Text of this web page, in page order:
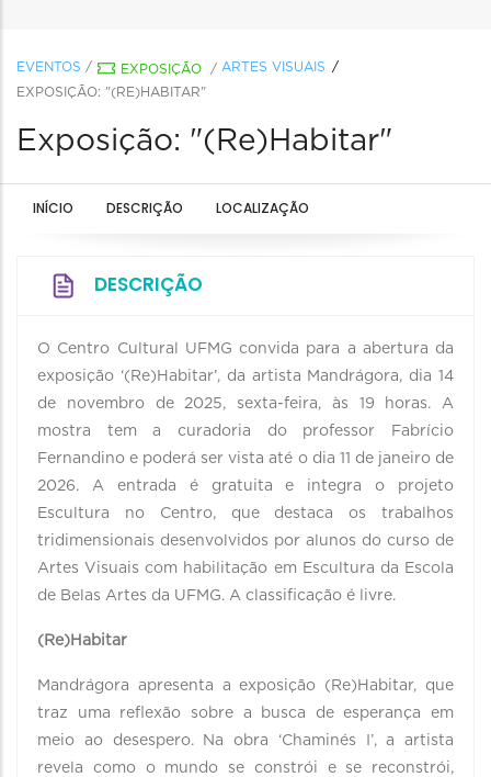
EVENTOS / EXPOSIÇÃO / ARTES VISUAIS
EXPOSIÇÃO: "(RE)HABITAR"
Exposição: "(Re)Habitar"
INÍCIO DESCRIÇÃO LOCALIZAÇÃO
DESCRIÇÃO
O Centro Cultural UFMG convida para a abertura da
exposição ‘(Re)Habitar’, da artista Mandrágora, dia 14
de novembro de 2025, sexta-feira, às 19 horas. A
mostra tem a curadoria do professor Fabrício
Fernandino e poderá ser vista até o dia 11 de janeiro de
2026. A entrada é gratuita e integra o projeto
Escultura no Centro, que destaca os trabalhos
tridimensionais desenvolvidos por alunos do curso de
Artes Visuais com habilitação em Escultura da Escola
de Belas Artes da UFMG. A classificação é livre.
(Re)Habitar
Mandrágora apresenta a exposição (Re)Habitar, que
traz uma reflexão sobre a busca de esperança em
meio ao desespero. Na obra ‘Chaminés I’, a artista
revela como o mundo se constrói e se reconstrói,